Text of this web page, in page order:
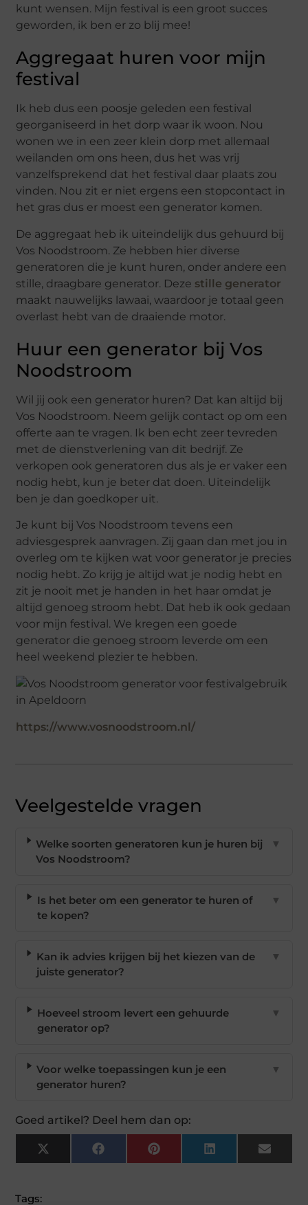
kunt wensen. Mijn festival is een groot succes
geworden, ik ben er zo blij mee!
Aggregaat huren voor mijn
festival
Ik heb dus een poosje geleden een festival
georganiseerd in het dorp waar ik woon. Nou
wonen we in een zeer klein dorp met allemaal
weilanden om ons heen, dus het was vrij
vanzelfsprekend dat het festival daar plaats zou
vinden. Nou zit er niet ergens een stopcontact in
het gras dus er moest een generator komen.
De aggregaat heb ik uiteindelijk dus gehuurd bij
Vos Noodstroom. Ze hebben hier diverse
generatoren die je kunt huren, onder andere een
stille, draagbare generator. Deze stille generator
maakt nauwelijks lawaai, waardoor je totaal geen
overlast hebt van de draaiende motor.
Huur een generator bij Vos
Noodstroom
Wil jij ook een generator huren? Dat kan altijd bij
Vos Noodstroom. Neem gelijk contact op om een
offerte aan te vragen. Ik ben echt zeer tevreden
met de dienstverlening van dit bedrijf. Ze
verkopen ook generatoren dus als je er vaker een
nodig hebt, kun je beter dat doen. Uiteindelijk
ben je dan goedkoper uit.
Je kunt bij Vos Noodstroom tevens een
adviesgesprek aanvragen. Zij gaan dan met jou in
overleg om te kijken wat voor generator je precies
nodig hebt. Zo krijg je altijd wat je nodig hebt en
zit je nooit met je handen in het haar omdat je
altijd genoeg stroom hebt. Dat heb ik ook gedaan
voor mijn festival. We kregen een goede
generator die genoeg stroom leverde om een
heel weekend plezier te hebben.
https://www.vosnoodstroom.nl/
Veelgestelde vragen
Welke soorten generatoren kun je huren bij
Vos Noodstroom?
▼
Is het beter om een generator te huren of
te kopen?
▼
Kan ik advies krijgen bij het kiezen van de
juiste generator?
▼
Hoeveel stroom levert een gehuurde
generator op?
▼
Voor welke toepassingen kun je een
generator huren?
▼
Goed artikel? Deel hem dan op:
X
(Twitter)
FacebookPinterest LinkedIn Email
Tags: